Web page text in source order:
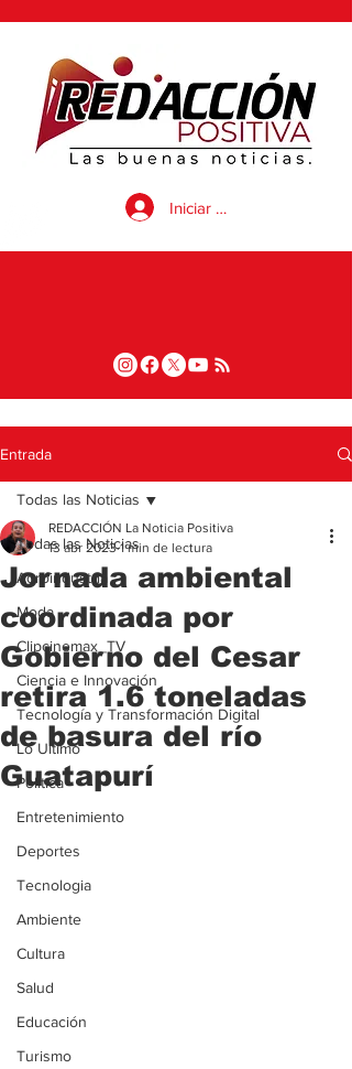
Iniciar sesión
Entrada
Todas las Noticias
Agroindustria
Moda
Clipcinemax_TV
Ciencia e Innovación
Tecnología y Transformación Digital
Lo Ultimo
Politica
Entretenimiento
Deportes
Tecnologia
Ambiente
Cultura
Salud
Educación
Turismo
Todas las Noticias
Jornada ambiental
coordinada por
Gobierno del Cesar
retira 1.6 toneladas
de basura del río
Guatapurí
REDACCIÓN La Noticia Positiva
13 abr 2023 1 min de lectura